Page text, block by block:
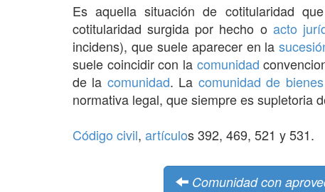
Es aquella situación de cotitularidad
cotitularidad surgida por hecho o acto
incidens), que suele aparecer en la
suele coincidir con la comunidad
de la comunidad. La comunidad de bienes
normativa legal, que siempre es supletoria
Código civil, artículos 392, 469, 521 y 531.
Comunidad con